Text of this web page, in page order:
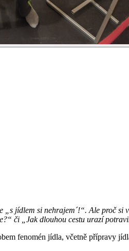
„s jídlem si nehrajem´!“. Ale proč si
či „Jak dlouhou cestu urazí
fenomén jídla, včetně přípravy